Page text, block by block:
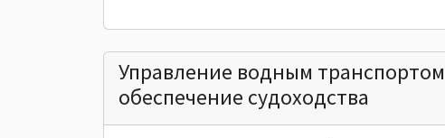
Управление водным
обеспечение судоходства